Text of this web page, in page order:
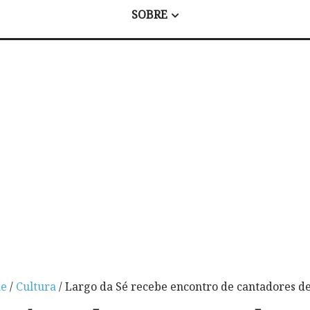
SOBRE
/ Cultura/ Largo da Sé recebe encontro de cantadores